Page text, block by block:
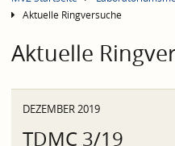
Aktuelle Ringversuche
Aktuelle
DEZEMBER 2019
TDMC 3/19